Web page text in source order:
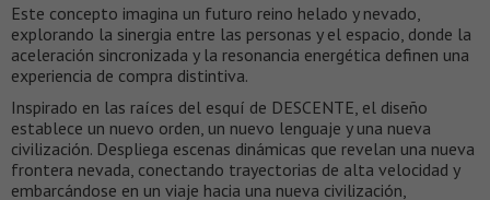
Este concepto imagina un futuro reino helado y nevado,
explorando la sinergia entre las personas y el espacio, donde la
aceleración sincronizada y la resonancia energética definen una
experiencia de compra distintiva.
Inspirado en las raíces del esquí de DESCENTE, el diseño
establece un nuevo orden, un nuevo lenguaje y una nueva
civilización. Despliega escenas dinámicas que revelan una nueva
frontera nevada, conectando trayectorias de alta velocidad y
embarcándose en un viaje hacia una nueva civilización,